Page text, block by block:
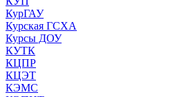
КурГАУ
Курская ГСХА
Курсы ДОУ
КУТК
КЦПР
КЦЭТ
КЭМС